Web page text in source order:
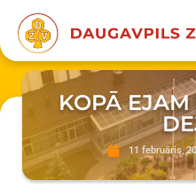
KOPĀ
11 februāris,